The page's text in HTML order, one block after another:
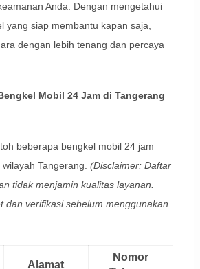
Anda. Dengan mengetahui
yang siap membantu kapan saja,
dengan lebih tenang dan percaya
Mobil 24 Jam di Tangerang
beberapa bengkel mobil 24 jam
Tangerang. (Disclaimer: Daftar
tidak menjamin kualitas layanan.
dan verifikasi sebelum menggunakan
Alamat
Nomor